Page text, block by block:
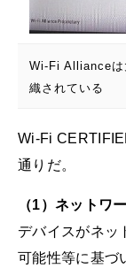
Wi-Fi Allianceは
織されている
Wi-Fi
通りだ。
（1）ネットワ
デバイスがネッ
可能性等に基づ